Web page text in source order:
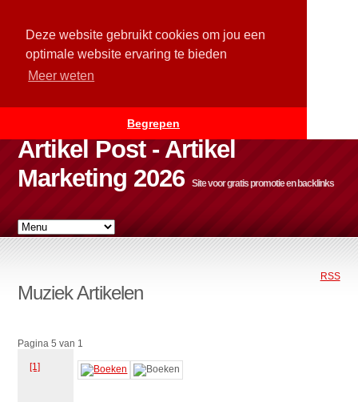
Deze website gebruikt cookies om jou een
optimale website ervaring te bieden
Meer weten
Begrepen
Artikel Post - Artikel
Marketing 2026
Site voor gratis promotie en backlinks
RSS
Muziek Artikelen
Pagina 5 van 1
[1]